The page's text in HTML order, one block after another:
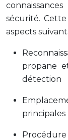
sécurité.
aspects
propane
détection
principales
Procédure